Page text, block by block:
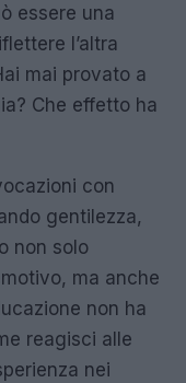
essere una
l’altra
mai provato a
Che effetto ha
con
gentilezza,
non solo
ma anche
non ha
reagisci alle
nei